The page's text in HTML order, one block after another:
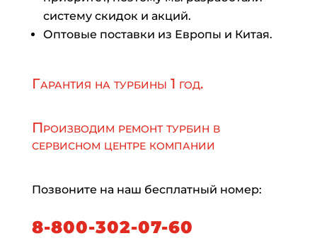
систему скидок и акций.
Оптовые поставки из Европы и Китая.
Гарантия на турбины 1 год.
Производим ремонт турбин в
сервисном центре компании
Позвоните на наш бесплатный номер:
8-800-302-07-60